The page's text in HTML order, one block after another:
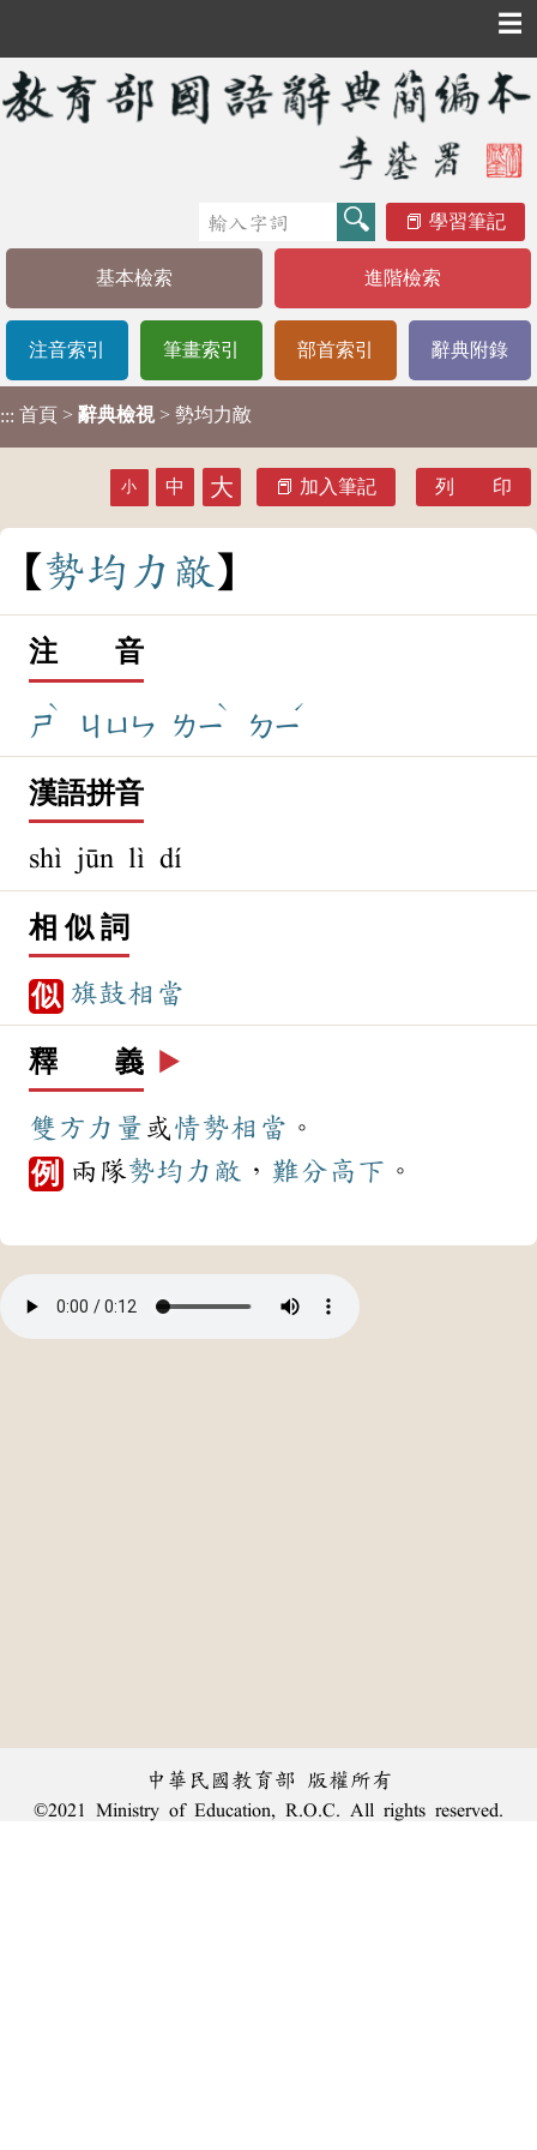
☰
學習筆記
基本檢索 進階檢索
注音索引 筆畫索引 部首索引 辭典附錄
::: 首頁 > 辭典檢視 > 勢均力敵
小 中 大 加入筆記 列 印
勢均 力 敵
注 音
ㄕ
ˋ
ㄐㄩㄣ ㄌㄧ
ˋ
ㄉㄧ
ˊ
漢語拼音
shì jūn lì dí
相 似 詞
似 旗鼓相當
釋 義 ▶️
雙方 力量 或情勢相當 。
例 兩隊勢均力敵 ， 難分高下 。
中華民國教育部 版權所有
©2021 Ministry of Education, R.O.C. All rights reserved.